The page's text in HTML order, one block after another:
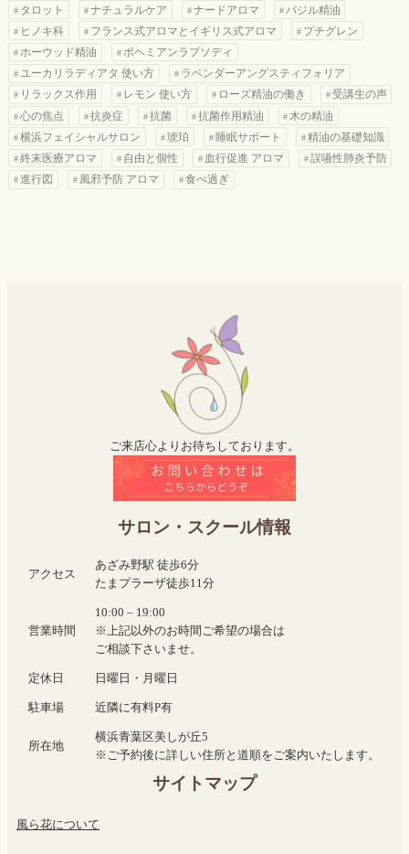
タロット
ナチュラルケア ナードアロマ
バジル精油
ヒノキ科
フランス式アロマとイギリス式アロマ
プチグレン
ホーウッド精油
ボヘミアンラプソディ
ユーカリラディアタ 使い方
ラベンダーアングスティフォリア
リラックス作用
レモン 使い方 ローズ精油の働き
受講生の声
心の焦点
抗炎症 抗菌 抗菌作用精油
木の精油
横浜フェイシャルサロン
琥珀 睡眠サポート
精油の基礎知識
終末医療アロマ
自由と個性 血行促進 アロマ
誤嚥性肺炎予防
進行図
風邪予防 アロマ 食べ過ぎ
ご来店心よりお待ちしております。
サロン・スクール情報
アクセス
あざみ野駅 徒歩6分
たまプラーザ徒歩11分
営業時間
10:00 – 19:00
※上記以外のお時間ご希望の場合は
ご相談下さいませ。
定休日 日曜日・月曜日
駐車場 近隣に有料P有
所在地
横浜青葉区美しが丘5
※ご予約後に詳しい住所と道順をご案内いたします。
サイトマップ
風ら花について